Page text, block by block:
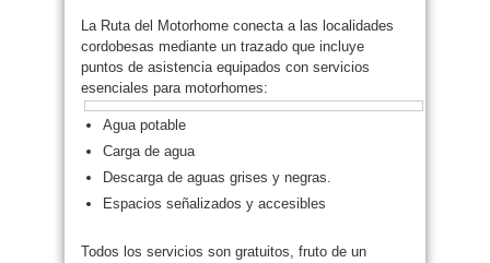
La Ruta del Motorhome conecta a las localidades
cordobesas mediante un trazado que incluye
puntos de asistencia equipados con servicios
esenciales para motorhomes:
Agua potable
Carga de agua
Descarga de aguas grises y negras.
Espacios señalizados y accesibles
Todos los servicios son gratuitos, fruto de un